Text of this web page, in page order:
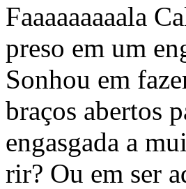
Faaaaaaaaala
preso em um
Sonhou em
braços abertos
engasgada a
rir? Ou em ser